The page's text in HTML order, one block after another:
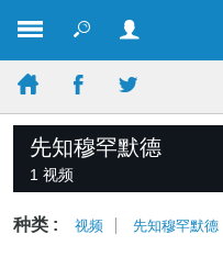
先知穆罕默德
1 视频
种类 : 视频
先知穆罕默德